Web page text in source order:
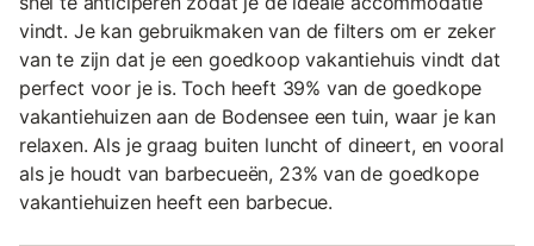
vindt. Je kan gebruikmaken van de filters om er zeker
van te zijn dat je een goedkoop vakantiehuis vindt dat
perfect voor je is. Toch heeft 39% van de goedkope
vakantiehuizen aan de Bodensee een tuin, waar je kan
relaxen. Als je graag buiten luncht of dineert, en vooral
als je houdt van barbecueën, 23% van de goedkope
vakantiehuizen heeft een barbecue.